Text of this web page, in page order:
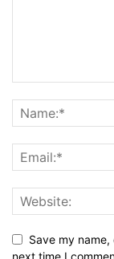
Save my
next time I